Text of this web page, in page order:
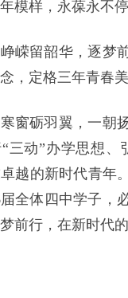
模样，永葆永不
嵘留韶华，逐梦
，定格三年青春
窗砺羽翼，一朝
三动”办学思想
越的新时代青年
全体四中学子，
前行，在新时代